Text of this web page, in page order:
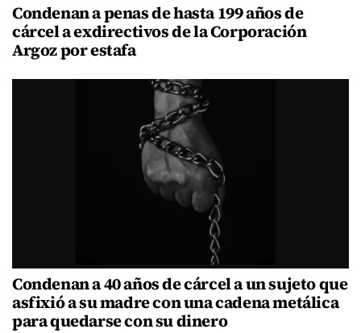
Condenan a penas de hasta 199 años de
cárcel a exdirectivos de la Corporación
Argoz por estafa
Condenan a 40 años de cárcel a un sujeto que
asfixió a su madre con una cadena metálica
para quedarse con su dinero